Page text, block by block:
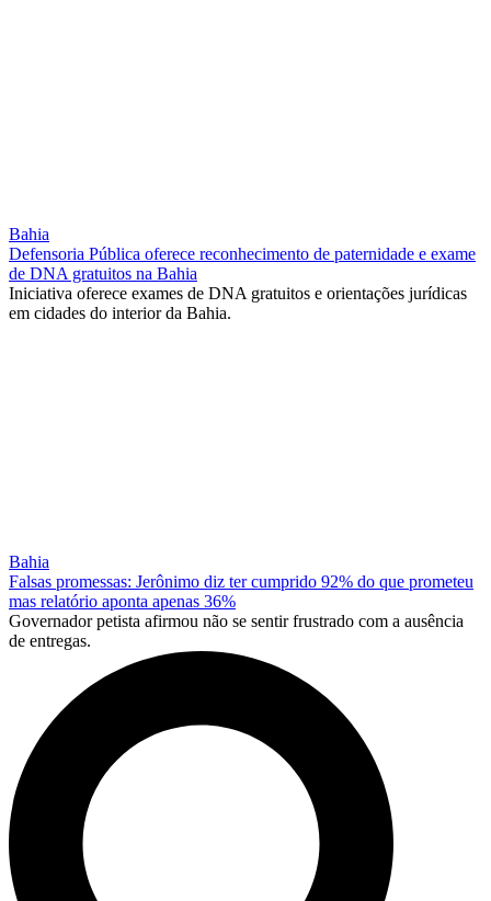
Bahia
Defensoria Pública oferece reconhecimento de paternidade e exame
de DNA gratuitos na Bahia
Iniciativa oferece exames de DNA gratuitos e orientações jurídicas
em cidades do interior da Bahia.
Bahia
Falsas promessas: Jerônimo diz ter cumprido 92% do que prometeu
mas relatório aponta apenas 36%
Governador petista afirmou não se sentir frustrado com a ausência
de entregas.